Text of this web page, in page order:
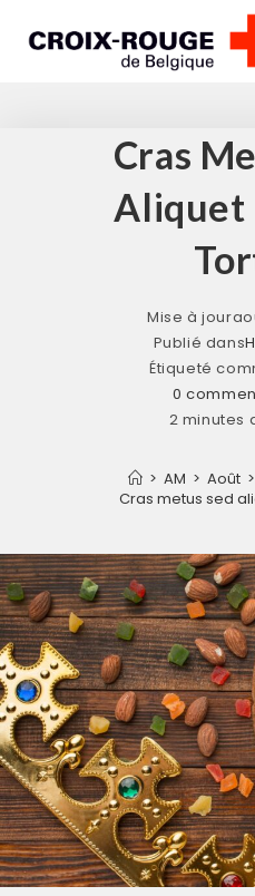
Cras
Aliquet
Mise à jour
Publié dans
Étiqueté
0
2 minutes
> AM > Août >
Cras metus sed